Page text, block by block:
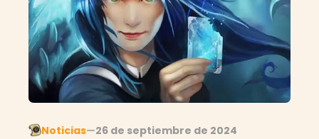
Noticias—26 de septiembre de 2024